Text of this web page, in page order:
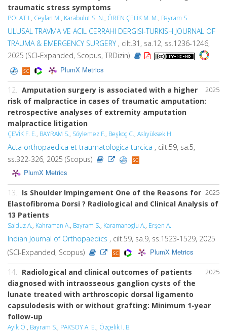
traumatic stress symptoms
POLAT I., Ceylan M., Karabulut S. N., ÖREN ÇELİK M. M., Bayram S.
ULUSAL TRAVMA VE ACIL CERRAHI DERGISI-TURKISH JOURNAL OF
TRAUMA & EMERGENCY SURGERY , cilt.31, sa.12, ss.1236-1246,
2025 (SCI-Expanded, Scopus, TRDizin)
PlumX Metrics
2025
12. Amputation surgery is associated with a higher
risk of malpractice in cases of traumatic amputation:
retrospective analyses of extremity amputation
malpractice litigation
ÇEVİK F. E., BAYRAM S., Söylemez F., Beşkoç C., Aslıyüksek H.
Acta orthopaedica et traumatologica turcica , cilt.59, sa.5,
ss.322-326, 2025 (Scopus)
PlumX Metrics
2025
13. Is Shoulder Impingement One of the Reasons for
Elastofibroma Dorsi ? Radiological and Clinical Analysis of
13 Patients
Salduz A., Kahraman A., Bayram S., Karamanoglu A., Erşen A.
Indian Journal of Orthopaedics , cilt.59, sa.9, ss.1523-1529, 2025
(SCI-Expanded, Scopus)
PlumX Metrics
2025
14. Radiological and clinical outcomes of patients
diagnosed with intraosseous ganglion cysts of the
lunate treated with arthroscopic dorsal ligamento
capsulodesis with or without grafting: Minimum 1-year
follow-up
Ayik Ö., Bayram S., PAKSOY A. E., Özçelik İ. B.